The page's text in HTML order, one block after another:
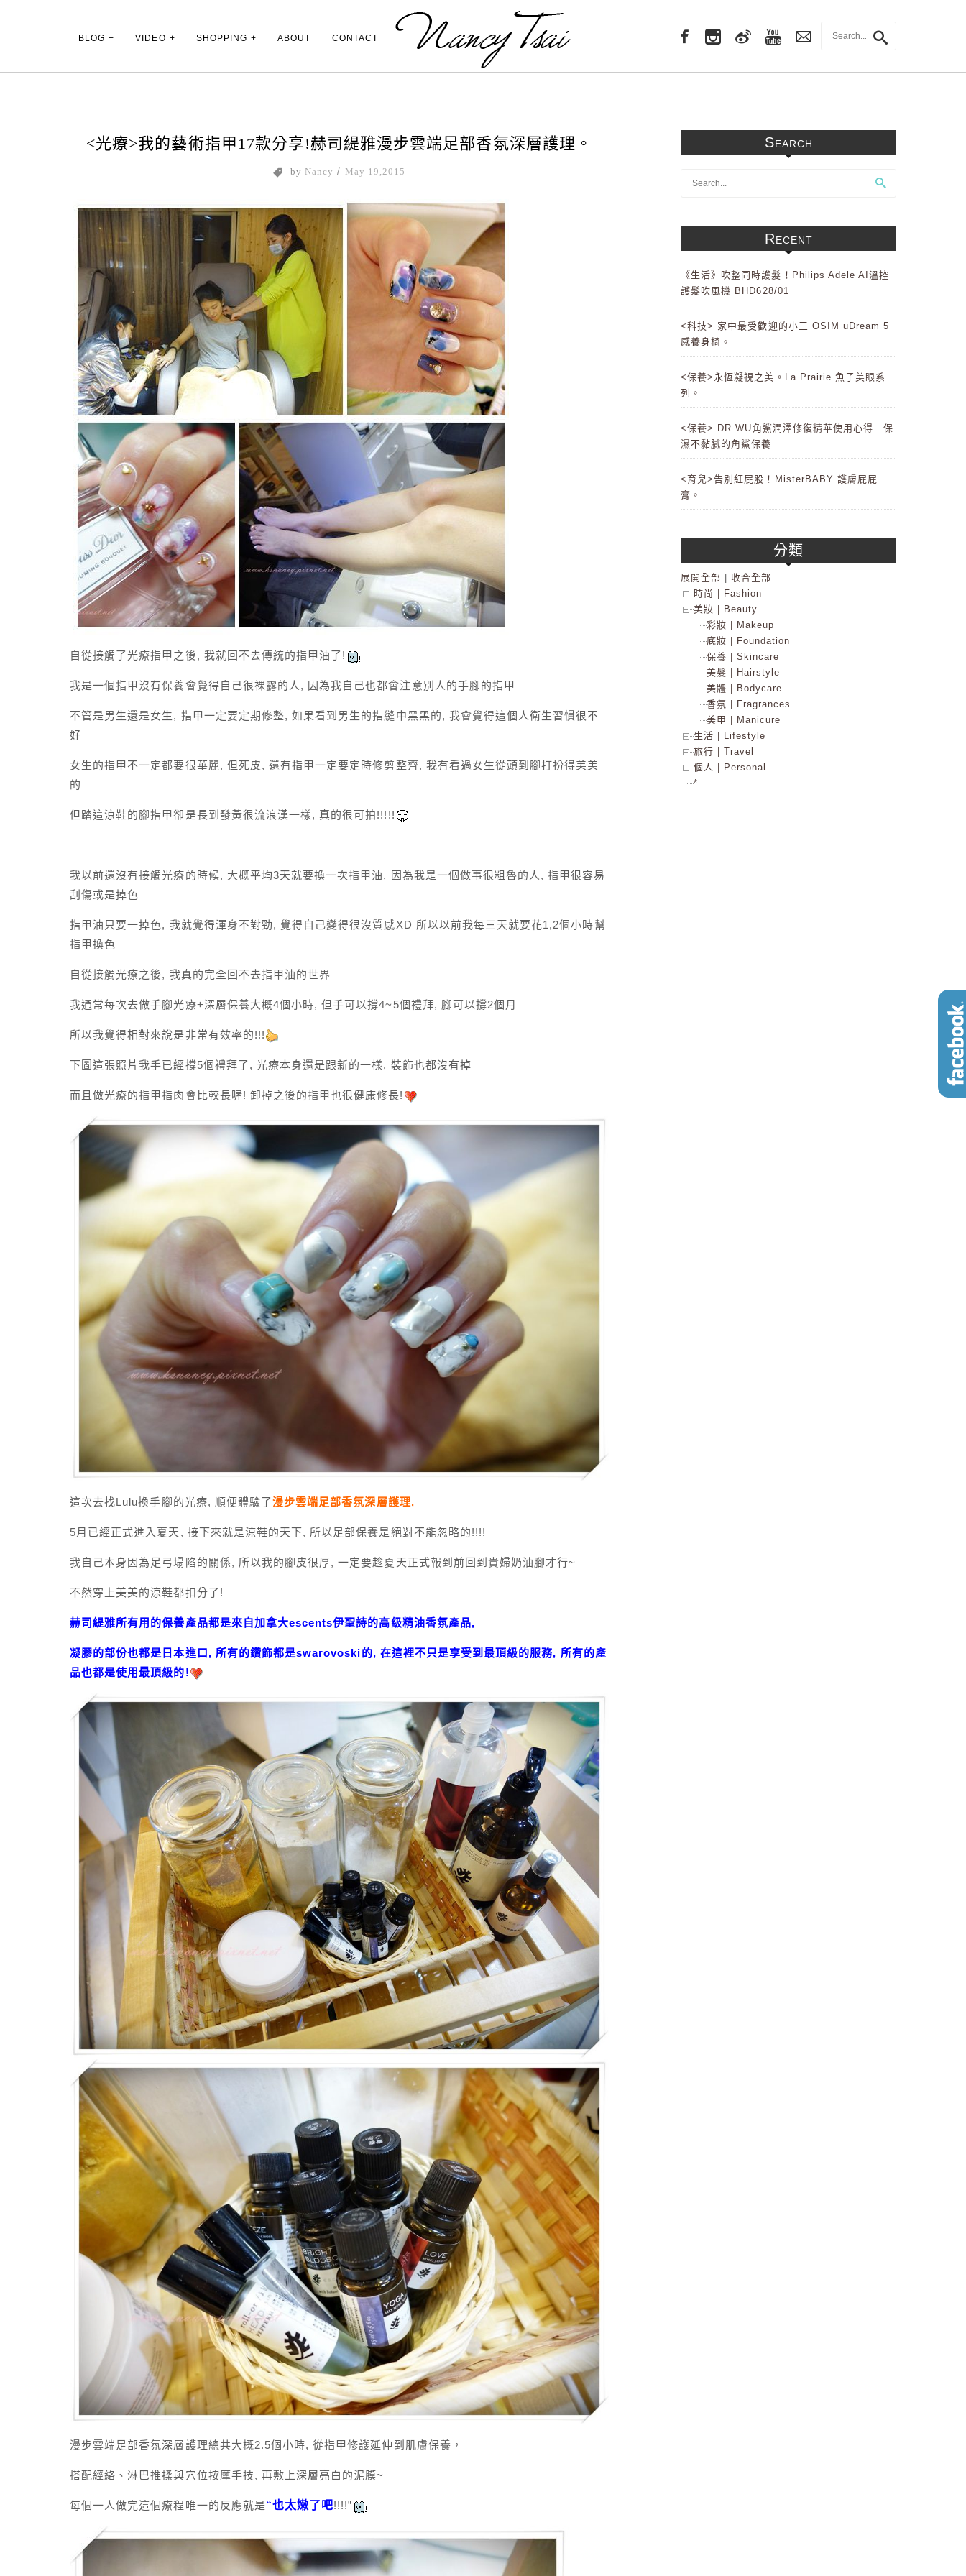
Main Menu
BLOG VIDEO SHOPPING ABOUT CONTACT
<光療>我的藝術指甲17款分享!赫司緹雅漫步雲端足部香氛深層護理。
by Nancy / May 19,2015
自從接觸了光療指甲之後, 我就回不去傳統的指甲油了!
我是一個指甲沒有保養會覺得自己很裸露的人, 因為我自己也都會注意別人的手腳的指甲
不管是男生還是女生, 指甲一定要定期修整, 如果看到男生的指縫中黑黑的, 我會覺得這個人衛生習慣很不
好
女生的指甲不一定都要很華麗, 但死皮, 還有指甲一定要定時修剪整齊, 我有看過女生從頭到腳打扮得美美
的
但踏這涼鞋的腳指甲卻是長到發黃很流浪漢一樣, 真的很可拍!!!!!
我以前還沒有接觸光療的時候, 大概平均3天就要換一次指甲油, 因為我是一個做事很粗魯的人, 指甲很容易
刮傷或是掉色
指甲油只要一掉色, 我就覺得渾身不對勁, 覺得自己變得很沒質感XD 所以以前我每三天就要花1,2個小時幫
指甲換色
自從接觸光療之後, 我真的完全回不去指甲油的世界
我通常每次去做手腳光療+深層保養大概4個小時, 但手可以撐4~5個禮拜, 腳可以撐2個月
所以我覺得相對來說是非常有效率的!!!
下圖這張照片我手已經撐5個禮拜了, 光療本身還是跟新的一樣, 裝飾也都沒有掉
而且做光療的指甲指肉會比較長喔! 卸掉之後的指甲也很健康修長!
這次去找Lulu換手腳的光療, 順便體驗了漫步雲端足部香氛深層護理,
5月已經正式進入夏天, 接下來就是涼鞋的天下, 所以足部保養是絕對不能忽略的!!!!
我自己本身因為足弓塌陷的關係, 所以我的腳皮很厚, 一定要趁夏天正式報到前回到貴婦奶油腳才行~
不然穿上美美的涼鞋都扣分了!
赫司緹雅所有用的保養產品都是來自加拿大escents伊聖詩的高級精油香氛產品,
凝膠的部份也都是日本進口, 所有的鑽飾都是swarovoski的, 在這裡不只是享受到最頂級的服務, 所有的產
品也都是使用最頂級的!
漫步雲端足部香氛深層護理總共大概2.5個小時, 從指甲修護延伸到肌膚保養，
搭配經絡、淋巴推揉與穴位按摩手技, 再敷上深層亮白的泥膜~
每個一人做完這個療程唯一的反應就是“也太嫩了吧!!!!”
Search
Recent
《生活》吹整同時護髮！Philips Adele AI溫控
護髮吹風機 BHD628/01
<科技> 家中最受歡迎的小三 OSIM uDream 5
感養身椅。
<保養>永恆凝視之美。La Prairie 魚子美眼系
列。
<保養> DR.WU角鯊潤澤修復精華使用心得－保
濕不黏膩的角鯊保養
<育兒>告別紅屁股！MisterBABY 護膚屁屁
膏。
分類
展開全部
收合全部
時尚 | Fashion
美妝 | Beauty
彩妝 | Makeup
底妝 | Foundation
保養 | Skincare
美髮 | Hairstyle
美體 | Bodycare
香氛 | Fragrances
美甲 | Manicure
生活 | Lifestyle
旅行 | Travel
個人 | Personal
*